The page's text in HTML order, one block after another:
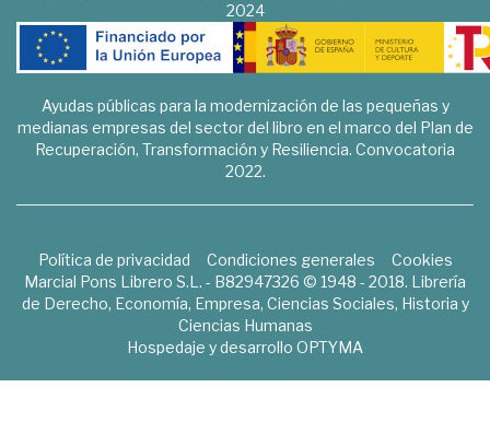
2024
Ayudas públicas para la modernización de las pequeñas y
medianas empresas del sector del libro en el marco del Plan de
Recuperación, Transformación y Resiliencia. Convocatoria
2022.
Política de privacidad Condiciones generales
Cookies
Marcial Pons Librero S.L. - B82947326 © 1948 - 2018. Librería
de Derecho, Economía, Empresa, Ciencias Sociales, Historia y
Ciencias Humanas
Hospedaje y desarrollo OPTYMA